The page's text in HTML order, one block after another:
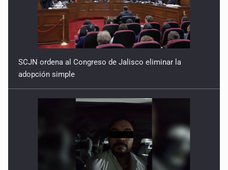
Nudo gordiano
6 de Febrero de 2026
SCJN ordena al Congreso de Jalisco eliminar la
adopción simple